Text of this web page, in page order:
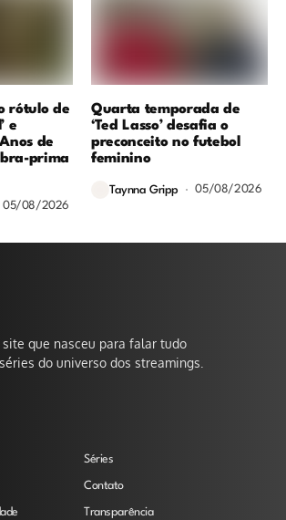
rótulo de
e
de
prima
05/08/2026
Quarta temporada de
‘Ted Lasso’ desafia o
preconceito no futebol
feminino
Taynna Gripp 05/08/2026
que nasceu para falar tudo
do universo dos streamings.
Séries
Contato
Transparência